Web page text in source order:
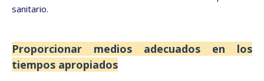
sanitario.
Proporcionar medios adecuados en los
tiempos apropiados